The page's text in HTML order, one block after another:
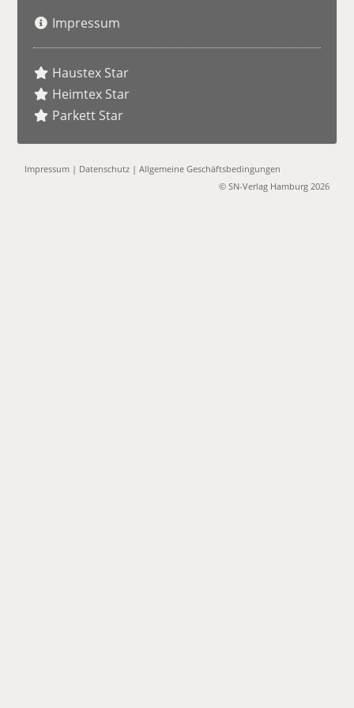
Impressum
Haustex Star
Heimtex Star
Parkett Star
Impressum | Datenschutz |Allgemeine Geschäftsbedingungen
© SN-Verlag Hamburg 2026